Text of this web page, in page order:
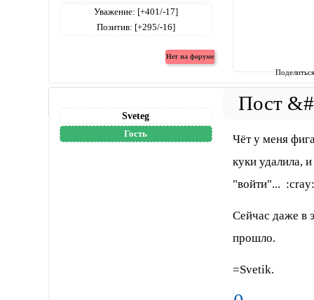
Уважение: [+401/-17]
Позитив: [+295/-16]
Sveteg
Гость
Чёт у меня
куки удалила,
"войти"...
Сейчас даже в
прошло.
=Svetik.